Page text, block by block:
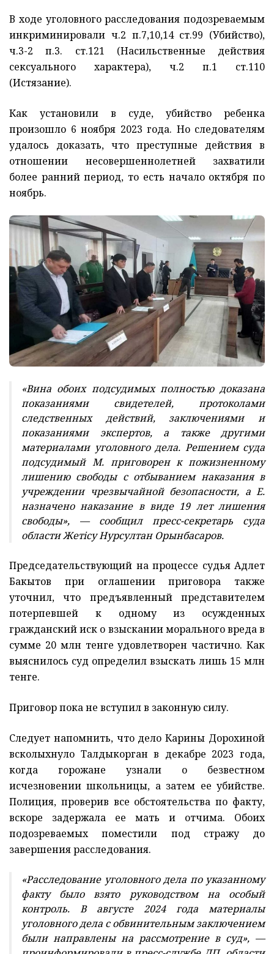
В ходе уголовного расследования подозреваемым
инкриминировали ч.2 п.7,10,14 ст.99 (Убийство),
ч.3-2 п.3. ст.121 (Насильственные действия
сексуального характера), ч.2 п.1 ст.110
(Истязание).
Как установили в суде, убийство ребенка
произошло 6 ноября 2023 года. Но следователям
удалось доказать, что преступные действия в
отношении несовершеннолетней захватили
более ранний период, то есть начало октября по
ноябрь.
«Вина обоих подсудимых полностью доказана
показаниями свидетелей, протоколами
следственных действий, заключениями и
показаниями экспертов, а также другими
материалами уголовного дела. Решением суда
подсудимый М. приговорен к пожизненному
лишению свободы с отбыванием наказания в
учреждении чрезвычайной безопасности, а Е.
назначено наказание в виде 19 лет лишения
свободы», — сообщил пресс-секретарь суда
области Жетiсу Нурсултан Орынбасаров.
Председательствующий на процессе судья Адлет
Бакытов при оглашении приговора также
уточнил, что предъявленный представителем
потерпевшей к одному из осужденных
гражданский иск о взыскании морального вреда в
сумме 20 млн тенге удовлетворен частично. Как
выяснилось суд определил взыскать лишь 15 млн
тенге.
Приговор пока не вступил в законную силу.
Следует напомнить, что дело Карины Дорохиной
всколыхнуло Талдыкорган в декабре 2023 года,
когда горожане узнали о безвестном
исчезновении школьницы, а затем ее убийстве.
Полиция, проверив все обстоятельства по факту,
вскоре задержала ее мать и отчима. Обоих
подозреваемых поместили под стражу до
завершения расследования.
«Расследование уголовного дела по указанному
факту было взято руководством на особый
контроль. В августе 2024 года материалы
уголовного дела с обвинительным заключением
были направлены на рассмотрение в суд», —